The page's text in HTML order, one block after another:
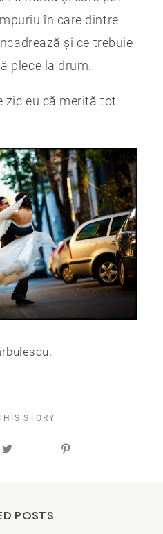
în care dintre
și ce trebuie
plece la drum.
zic eu că merită tot
.
STORY
POSTS